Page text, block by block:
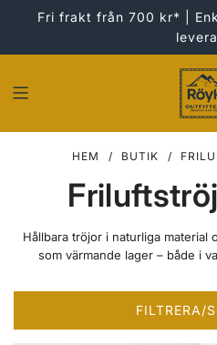
HOPPA
Fri frakt från 700 kr* |
HEM / BUTIK /
Hållbara tröjor i naturliga material
som värmande lager – både i
FILTRERA/